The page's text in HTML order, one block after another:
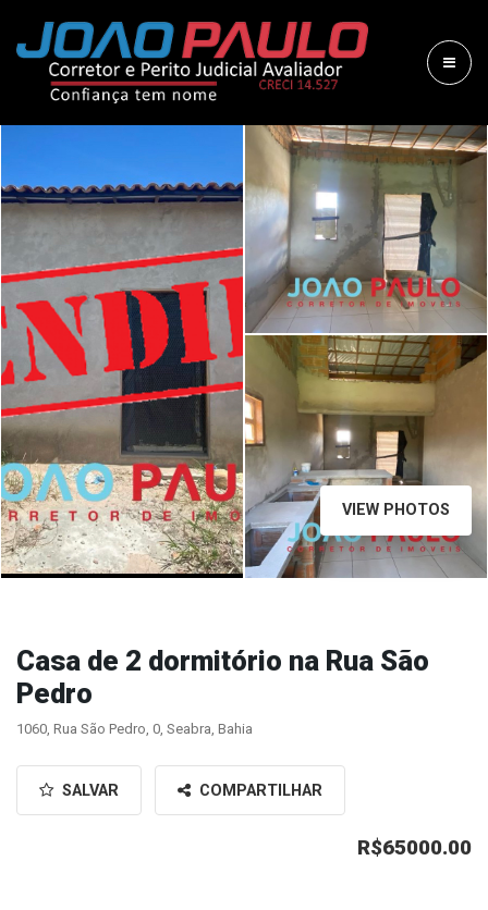
VIEW PHOTOS
Casa de 2 dormitório na Rua São
Pedro
1060, Rua São Pedro, 0, Seabra, Bahia
SALVAR COMPARTILHAR
R$65000.00